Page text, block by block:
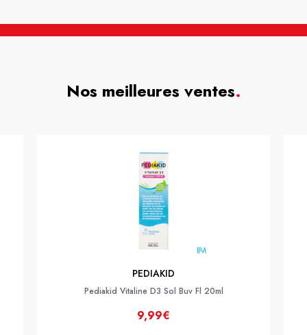
Nos meilleures ventes.
PEDIAKID
Pediakid Vitaline D3 Sol Buv Fl 20ml
9,99€